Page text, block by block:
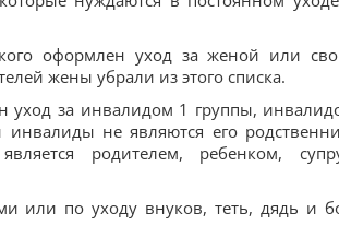
оформлен уход за женой или
жены убрали из этого списка.
уход за инвалидом 1 группы,
не являются его
родителем, ребенком,
или по уходу внуков, теть, дядь и